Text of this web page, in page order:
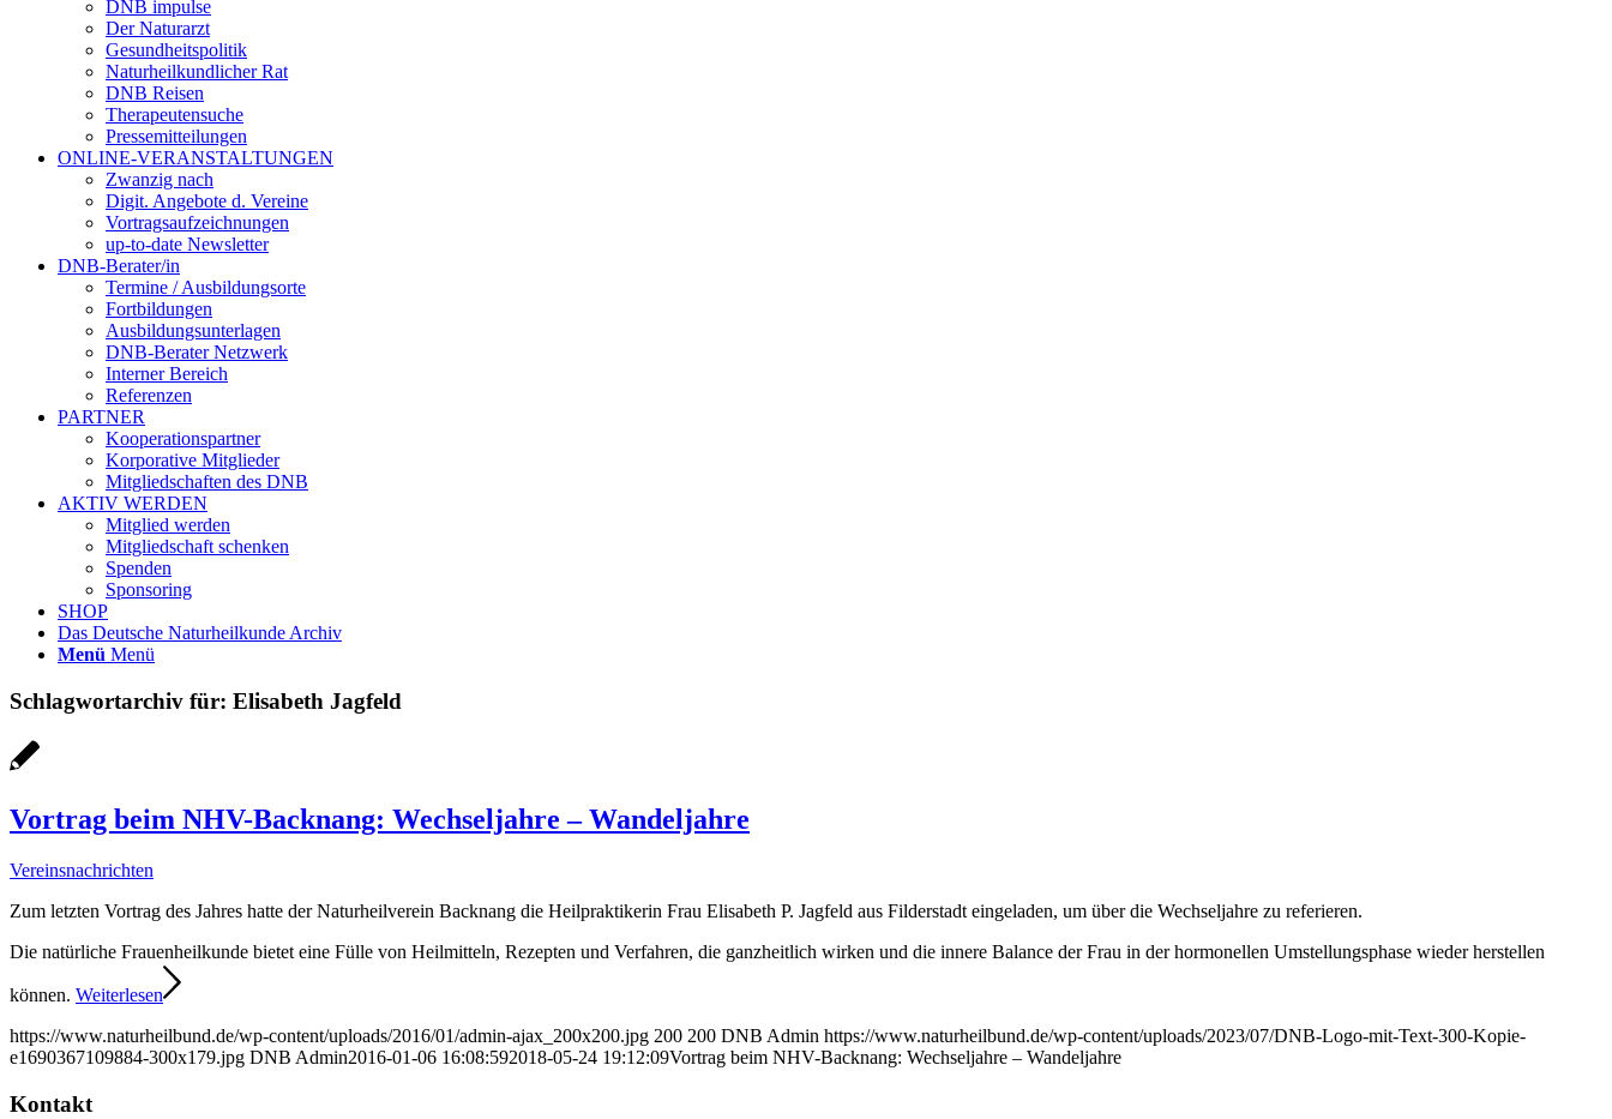
DNB impulse
Der Naturarzt
Gesundheitspolitik
Naturheilkundlicher Rat
DNB Reisen
Therapeutensuche
Pressemitteilungen
ONLINE-VERANSTALTUNGEN
Zwanzig nach
Digit. Angebote d. Vereine
Vortragsaufzeichnungen
up-to-date Newsletter
DNB-Berater/in
Termine / Ausbildungsorte
Fortbildungen
Ausbildungsunterlagen
DNB-Berater Netzwerk
Interner Bereich
Referenzen
PARTNER
Kooperationspartner
Korporative Mitglieder
Mitgliedschaften des DNB
AKTIV WERDEN
Mitglied werden
Mitgliedschaft schenken
Spenden
Sponsoring
SHOP
Das Deutsche Naturheilkunde Archiv
Menü Menü
Schlagwortarchiv für: Elisabeth Jagfeld
Vortrag beim NHV-Backnang: Wechseljahre – Wandeljahre
Vereinsnachrichten
Zum letzten Vortrag des Jahres hatte der Naturheilverein Backnang die Heilpraktikerin Frau Elisabeth P. Jagfeld aus Filderstadt eingeladen, um über die Wechseljahre zu referieren.
Die natürliche Frauenheilkunde bietet eine Fülle von Heilmitteln, Rezepten und Verfahren, die ganzheitlich wirken und die innere Balance der Frau in der hormonellen Umstellungsphase wieder herstellen
können. Weiterlesen
https://www.naturheilbund.de/wp-content/uploads/2016/01/admin-ajax_200x200.jpg 200 200 DNB Admin https://www.naturheilbund.de/wp-content/uploads/2023/07/DNB-Logo-mit-Text-300-Kopie-
e1690367109884-300x179.jpg DNB Admin2016-01-06 16:08:592018-05-24 19:12:09Vortrag beim NHV-Backnang: Wechseljahre – Wandeljahre
Kontakt